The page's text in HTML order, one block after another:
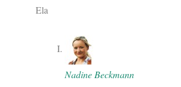
Ela
Nadine Beckmann